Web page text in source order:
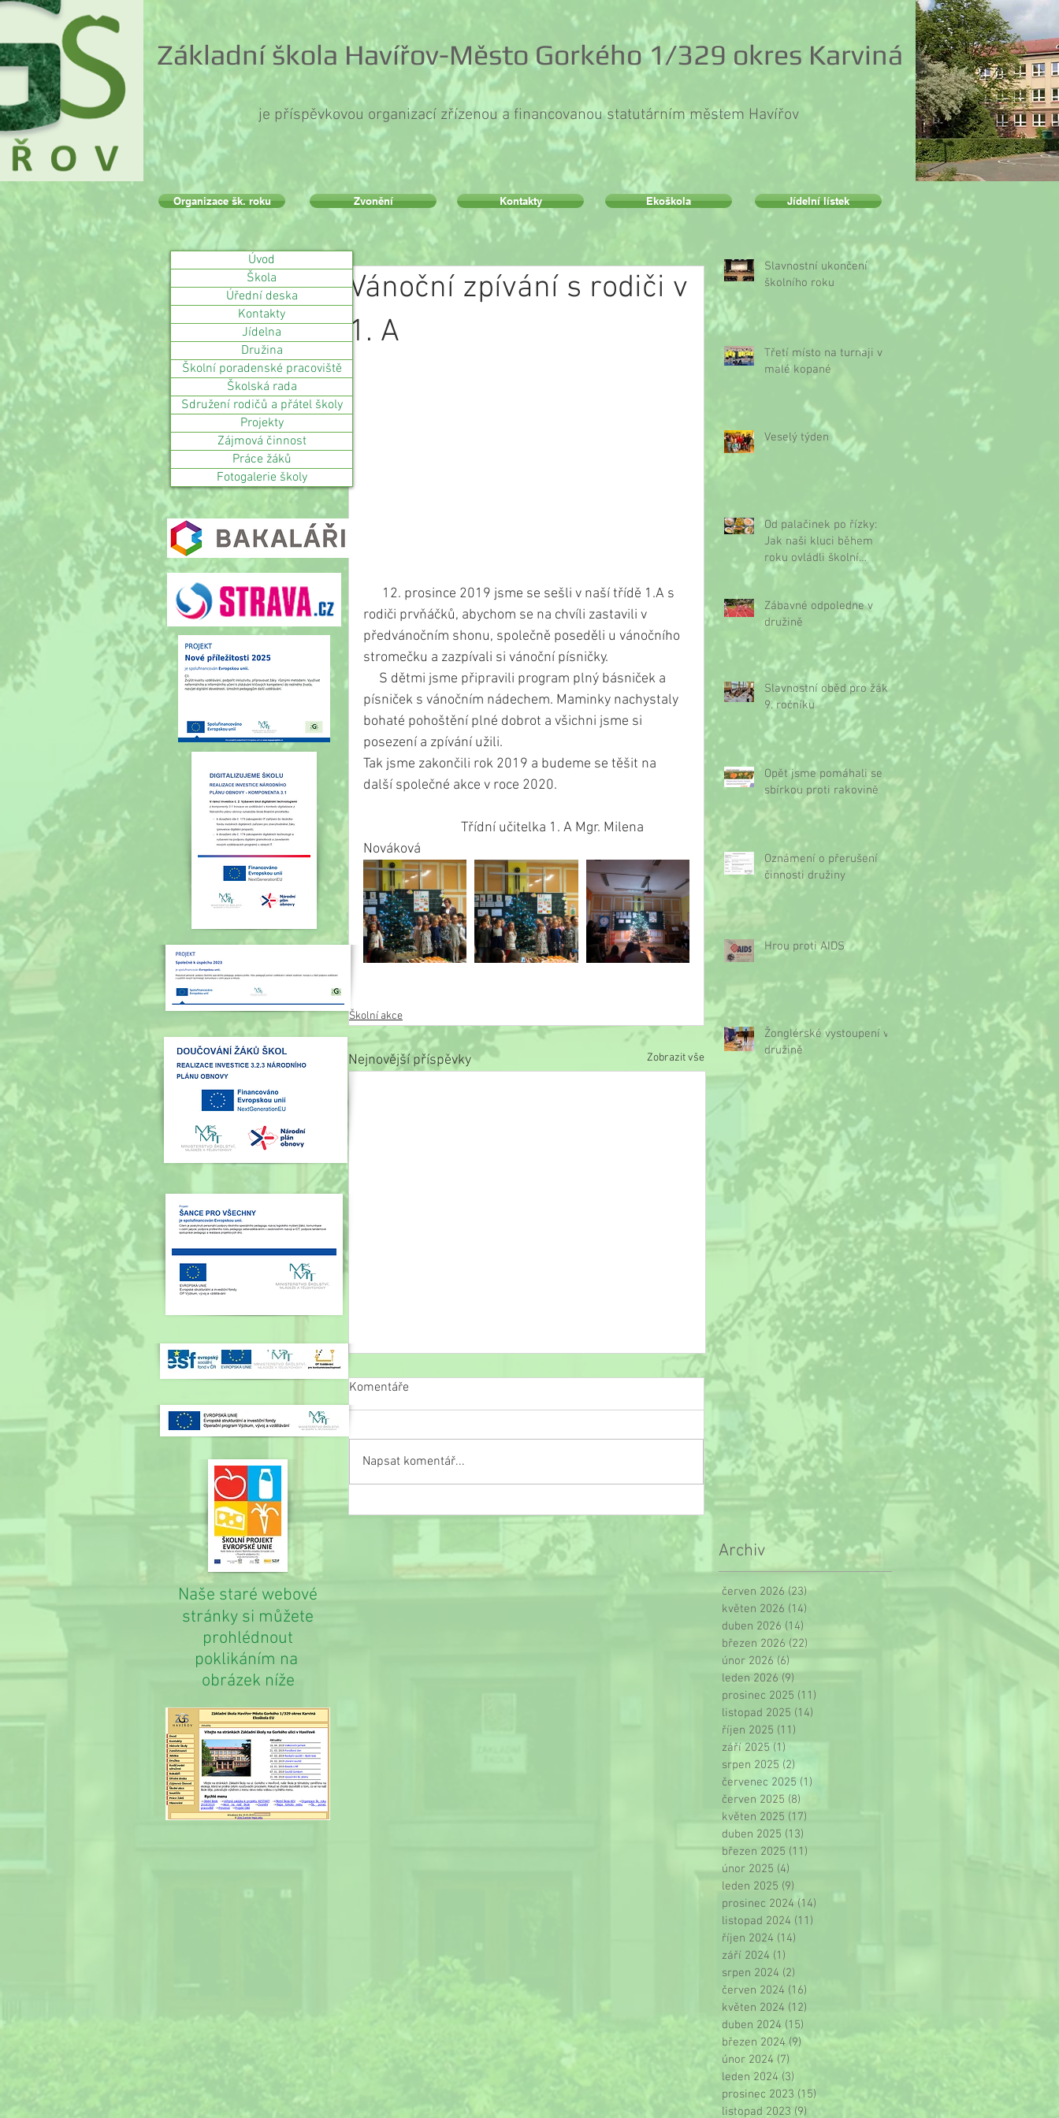
Základní škola Havířov-Město Gorkého 1/329 okres Karviná
je příspěvkovou organizací zřízenou a financovanou statutárním městem Havířov
Vánoční zpívání s rodiči v
1. A
rodiči prvňáčků, abychom se na chvíli zastavili v
předvánočním shonu, společně poseděli u vánočního
stromečku a zazpívali si vánoční písničky.
písniček s vánočním nádechem. Maminky nachystaly
bohaté pohoštění plné dobrot a všichni jsme si
posezení a zpívání užili.
Tak jsme zakončili rok 2019 a budeme se těšit na
další společné akce v roce 2020.
Nováková
Školní akce
Nejnovější příspěvky Zobrazit vše
Zápis do 1. ročníku pro školní rok 2025/2026
Komentáře
Napsat komentář...
Slavnostní ukončení
školního roku
Třetí místo na turnaji v
malé kopané
Veselý týden
Od palačinek po řízky:
Jak naši kluci během
roku ovládli školní
kuchyňku
Zábavné odpoledne v
družině
Slavnostní oběd pro žáky
9. ročníku
Opět jsme pomáhali se
sbírkou proti rakovině
Oznámení o přerušení
činnosti družiny
Hrou proti AIDS
Žonglérské vystoupení v
družině
Archiv
červen 2026 (23)23 příspěvků
květen 2026 (14)
duben 2026 (14)
březen 2026 (22)
únor 2026 (6)
leden 2026 (9)
prosinec 2025 (11)
listopad 2025 (14)
říjen 2025 (11)
září 2025 (1)
srpen 2025 (2)
červenec 2025 (1)
červen 2025 (8)
květen 2025 (17)
duben 2025 (13)
březen 2025 (11)
únor 2025 (4)
leden 2025 (9)
prosinec 2024 (14) 14 příspěvků
listopad 2024 (11)
říjen 2024 (14)
září 2024 (1)
srpen 2024 (2)
červen 2024 (16)
květen 2024 (12)
duben 2024 (15)
březen 2024 (9)
únor 2024 (7)
leden 2024 (3)
prosinec 2023 (15)
listopad 2023 (9)
Organizace šk. roku Zvonění Kontakty Ekoškola Jídelní lístek
Naše staré webové
stránky si můžete
prohlédnout
poklikáním na
obrázek níže
Úvod
Škola
Úřední deska
Kontakty
Jídelna
Družina
Školní poradenské pracoviště
Školská rada
Sdružení rodičů a přátel školy
Projekty
Zájmová činnost
Práce žáků
Fotogalerie školy